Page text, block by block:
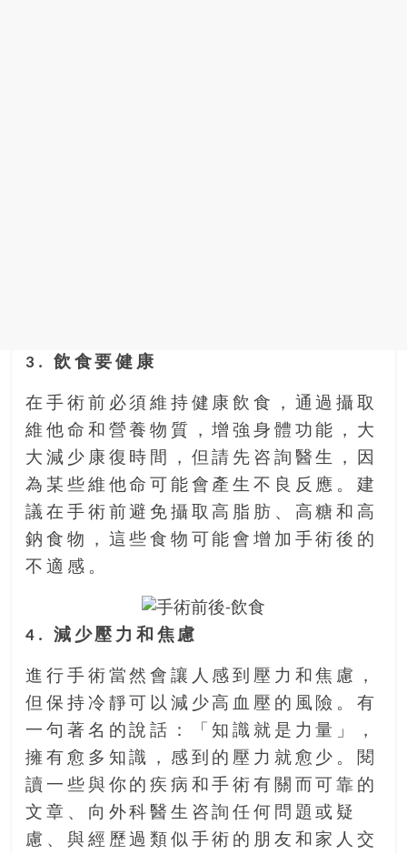
3. 飲食要健康
在手術前必須維持健康飲食，通過攝取
維他命和營養物質，增強身體功能，大
大減少康復時間，但請先咨詢醫生，因
為某些維他命可能會產生不良反應。建
議在手術前避免攝取高脂肪、高糖和高
鈉食物，這些食物可能會增加手術後的
不適感。
4. 減少壓力和焦慮
進行手術當然會讓人感到壓力和焦慮，
但保持冷靜可以減少高血壓的風險。有
一句著名的說話：「知識就是力量」，
擁有愈多知識，感到的壓力就愈少。閱
讀一些與你的疾病和手術有關而可靠的
文章、向外科醫生咨詢任何問題或疑
慮、與經歷過類似手術的朋友和家人交